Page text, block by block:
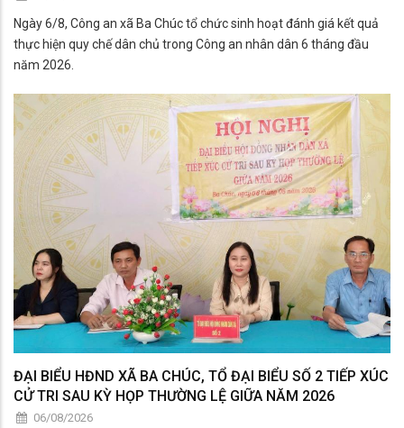
Ngày 6/8, Công an xã Ba Chúc tổ chức sinh hoạt đánh giá kết quả
thực hiện quy chế dân chủ trong Công an nhân dân 6 tháng đầu
năm 2026.
ĐẠI BIỂU HĐND XÃ BA CHÚC, TỔ ĐẠI BIỂU SỐ 2 TIẾP XÚC
CỬ TRI SAU KỲ HỌP THƯỜNG LỆ GIỮA NĂM 2026
06/08/2026